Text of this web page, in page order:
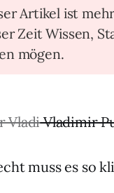
Artikel ist
Zeit Wissen,
mögen.
VladiVladimir
muss es so